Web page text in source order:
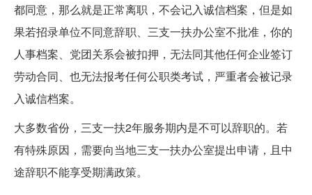
都同意，那么就是正常离职，不会记入诚信档案，但是如
果若招录单位不同意辞职、三支一扶办公室不批准，你的
人事档案、党团关系会被扣押，无法同其他任何企业签订
劳动合同、也无法报考任何公职类考试，严重者会被记录
入诚信档案。
大多数省份，三支一扶2年服务期内是不可以辞职的。若
有特殊原因，需要向当地三支一扶办公室提出申请，且中
途辞职不能享受期满政策。